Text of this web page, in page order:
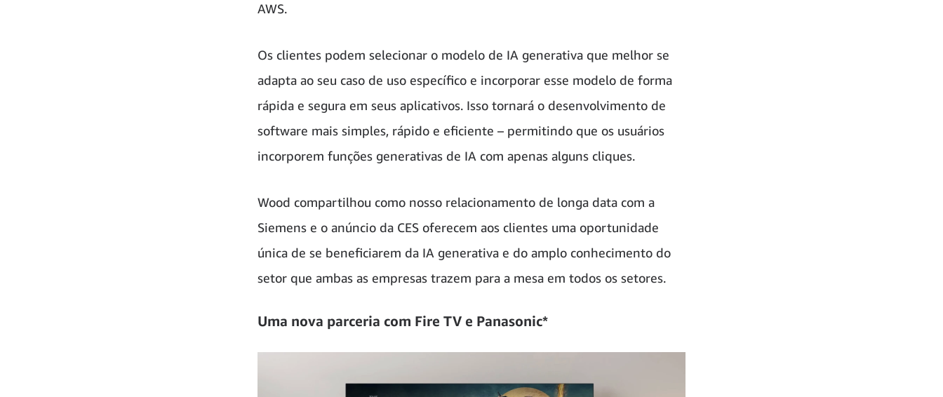
AWS.
Os clientes podem selecionar o modelo de IA generativa que melhor se
adapta ao seu caso de uso específico e incorporar esse modelo de forma
rápida e segura em seus aplicativos. Isso tornará o desenvolvimento de
software mais simples, rápido e eficiente – permitindo que os usuários
incorporem funções generativas de IA com apenas alguns cliques.
Wood compartilhou como nosso relacionamento de longa data com a
Siemens e o anúncio da CES oferecem aos clientes uma oportunidade
única de se beneficiarem da IA generativa e do amplo conhecimento do
setor que ambas as empresas trazem para a mesa em todos os setores.
Uma nova parceria com Fire TV e Panasonic*